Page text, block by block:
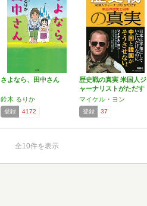
さよなら、田中さん
鈴木 るりか
登録 4172
歴史戦の真実 米国人ジ
ャーナリストがただす
本…
マイケル・ヨン
登録 37
全10件を表示